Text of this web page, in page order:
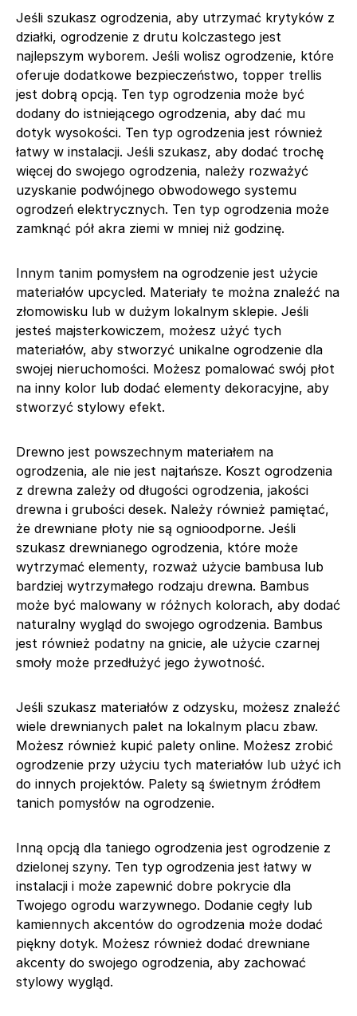
Jeśli szukasz ogrodzenia, aby utrzymać krytyków z
działki, ogrodzenie z drutu kolczastego jest
najlepszym wyborem. Jeśli wolisz ogrodzenie, które
oferuje dodatkowe bezpieczeństwo, topper trellis
jest dobrą opcją. Ten typ ogrodzenia może być
dodany do istniejącego ogrodzenia, aby dać mu
dotyk wysokości. Ten typ ogrodzenia jest również
łatwy w instalacji. Jeśli szukasz, aby dodać trochę
więcej do swojego ogrodzenia, należy rozważyć
uzyskanie podwójnego obwodowego systemu
ogrodzeń elektrycznych. Ten typ ogrodzenia może
zamknąć pół akra ziemi w mniej niż godzinę.
Innym tanim pomysłem na ogrodzenie jest użycie
materiałów upcycled. Materiały te można znaleźć na
złomowisku lub w dużym lokalnym sklepie. Jeśli
jesteś majsterkowiczem, możesz użyć tych
materiałów, aby stworzyć unikalne ogrodzenie dla
swojej nieruchomości. Możesz pomalować swój płot
na inny kolor lub dodać elementy dekoracyjne, aby
stworzyć stylowy efekt.
Drewno jest powszechnym materiałem na
ogrodzenia, ale nie jest najtańsze. Koszt ogrodzenia
z drewna zależy od długości ogrodzenia, jakości
drewna i grubości desek. Należy również pamiętać,
że drewniane płoty nie są ognioodporne. Jeśli
szukasz drewnianego ogrodzenia, które może
wytrzymać elementy, rozważ użycie bambusa lub
bardziej wytrzymałego rodzaju drewna. Bambus
może być malowany w różnych kolorach, aby dodać
naturalny wygląd do swojego ogrodzenia. Bambus
jest również podatny na gnicie, ale użycie czarnej
smoły może przedłużyć jego żywotność.
Jeśli szukasz materiałów z odzysku, możesz znaleźć
wiele drewnianych palet na lokalnym placu zbaw.
Możesz również kupić palety online. Możesz zrobić
ogrodzenie przy użyciu tych materiałów lub użyć ich
do innych projektów. Palety są świetnym źródłem
tanich pomysłów na ogrodzenie.
Inną opcją dla taniego ogrodzenia jest ogrodzenie z
dzielonej szyny. Ten typ ogrodzenia jest łatwy w
instalacji i może zapewnić dobre pokrycie dla
Twojego ogrodu warzywnego. Dodanie cegły lub
kamiennych akcentów do ogrodzenia może dodać
piękny dotyk. Możesz również dodać drewniane
akcenty do swojego ogrodzenia, aby zachować
stylowy wygląd.